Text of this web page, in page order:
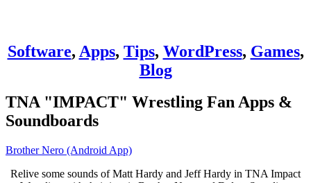
Software, Apps, Tips, WordPress, Games,
Blog
TNA "IMPACT" Wrestling Fan Apps &
Soundboards
Brother Nero (Android App)
Relive some sounds of Matt Hardy and Jeff Hardy in TNA Impact